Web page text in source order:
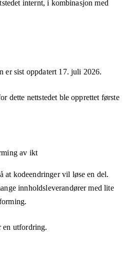
internt, i kombinasjon med
er sist oppdatert 17. juli 2026.
dette nettstedet ble opprettet første
av ikt
at kodeendringer vil løse en del.
innholdsleverandører med lite
en utfordring.